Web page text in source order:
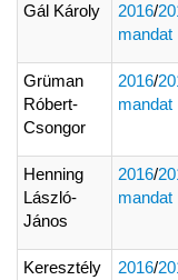
Gál Károly 2016/
mandat
Grüman
Róbert-
Csongor
2016/
mandat
Henning
László-
János
2016/
mandat
Keresztély
2016/